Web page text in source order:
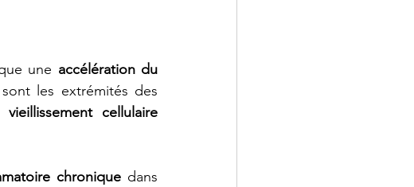
une accélération du
les extrémités des
cellulaire
chronique dans